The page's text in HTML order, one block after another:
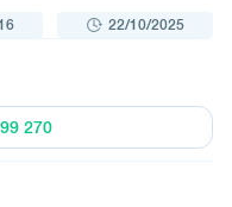
22/10/2025
270